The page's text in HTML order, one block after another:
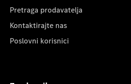
Pretraga prodavatelja
Kontaktirajte nas
Poslovni korisnici